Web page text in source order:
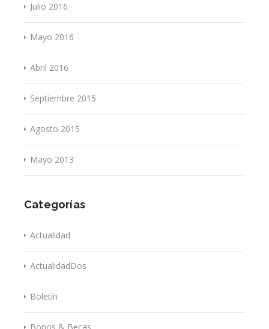
Julio 2016
Mayo 2016
Abril 2016
Septiembre 2015
Agosto 2015
Mayo 2013
Categorías
Actualidad
ActualidadDos
Boletín